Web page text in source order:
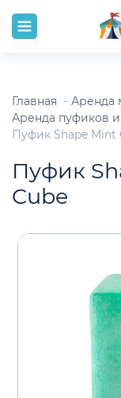
Главная
Аренда
Аренда пуфиков
Пуфик Shape Mint
Пуфик
Cube